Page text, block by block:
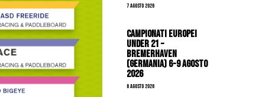
7 Agosto 2026
Campionati Europei
Under 21 –
Bremerhaven
(Germania) 6-9 agosto
2026
6 Agosto 2026